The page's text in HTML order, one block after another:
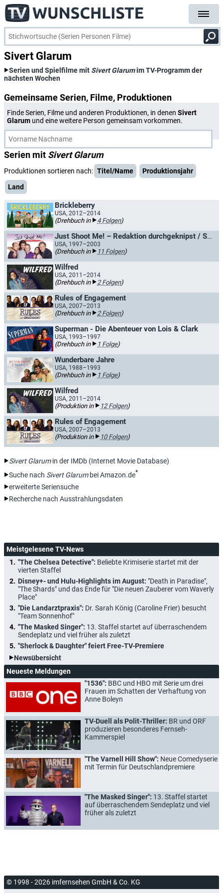
Sivert Glarum
Serien und Spielfilme mit Sivert Glarumim TV-Programm der
nächsten Wochen
Gemeinsame Serien, Filme, Produktionen
Finde Serien, Filme und anderen Produktionen, in denen Sivert
Glarum und eine weitere Person gemeinsam vorkommen.
Serien mit Sivert Glarum
Produktionen sortieren nach: Titel/Name
Produktionsjahr
Land
Brickleberry
USA, 2012–2014
(Drehbuch in 4 Folgen)
Just Shoot Me! – Redaktion durchgeknipst / Shooting Stars
USA, 1997–2003
(Drehbuch in 11 Folgen)
Wilfred
USA, 2011–2014
(Drehbuch in 2 Folgen)
Rules of Engagement
USA, 2007–2013
(Drehbuch in 2 Folgen)
Superman - Die Abenteuer von Lois & Clark
USA, 1993–1997
(Drehbuch in 1 Folge)
Wunderbare Jahre
USA, 1988–1993
(Drehbuch in 1 Folge)
Wilfred
USA, 2011–2014
(Produktion in 12 Folgen)
Rules of Engagement
USA, 2007–2013
(Produktion in 10 Folgen)
Sivert Glarumin der IMDb (Internet Movie Database)
Suche nach Sivert Glarumbei Amazon.de*
erweiterte Seriensuche
Recherche nach Ausstrahlungsdaten
Meistgelesene TV-News
"The Chelsea Detective": Beliebte Krimiserie startet mit der
vierten Staffel
Disney+- und Hulu-Highlights im August: "Death in Paradise",
"The Shards" und das Ende für "Die neuen Zauberer vom Waverly
Place"
"Die Landarztpraxis": Dr. Sarah König (Caroline Frier) besucht
"Team Sonnenhof"
"The Masked Singer": 13. Staffel startet auf überraschendem
Sendeplatz und viel früher als zuletzt
"Sherlock & Daughter" feiert Free-TV-Premiere
Newsübersicht
Neueste Meldungen
"1536": BBC und HBO mit Serie um drei
Frauen im Schatten der Verhaftung von
Anne Boleyn
TV-Duell als Polit-Thriller: BR und ORF
produzieren besonderes Fernseh-
Kammerspiel
"The Varnell Hill Show": Neue Comedyserie
mit Termin für Deutschlandpremiere
"The Masked Singer": 13. Staffel startet
auf überraschendem Sendeplatz und viel
früher als zuletzt
© 1998 - 2026 imfernsehen GmbH & Co. KG